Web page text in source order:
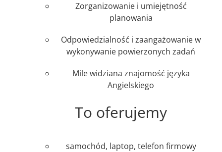
Zorganizowanie i umiejętność
planowania
Odpowiedzialność i zaangażowanie w
wykonywanie powierzonych zadań
Mile widziana znajomość języka
Angielskiego
To oferujemy
samochód, laptop, telefon firmowy